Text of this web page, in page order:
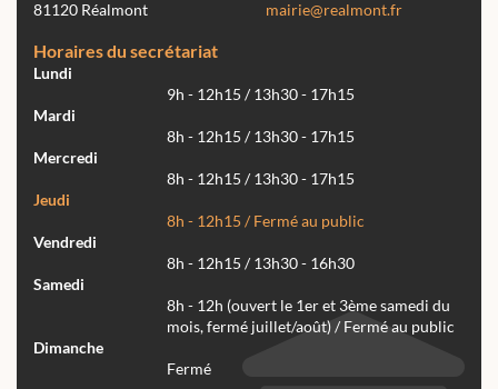
81120 Réalmont
mairie@realmont.fr
Horaires du secrétariat
Lundi
9h - 12h15 / 13h30 - 17h15
Mardi
8h - 12h15 / 13h30 - 17h15
Mercredi
8h - 12h15 / 13h30 - 17h15
Jeudi
8h - 12h15 / Fermé au public
Vendredi
8h - 12h15 / 13h30 - 16h30
Samedi
8h - 12h (ouvert le 1er et 3ème samedi du
mois, fermé juillet/août) / Fermé au public
Dimanche
Fermé